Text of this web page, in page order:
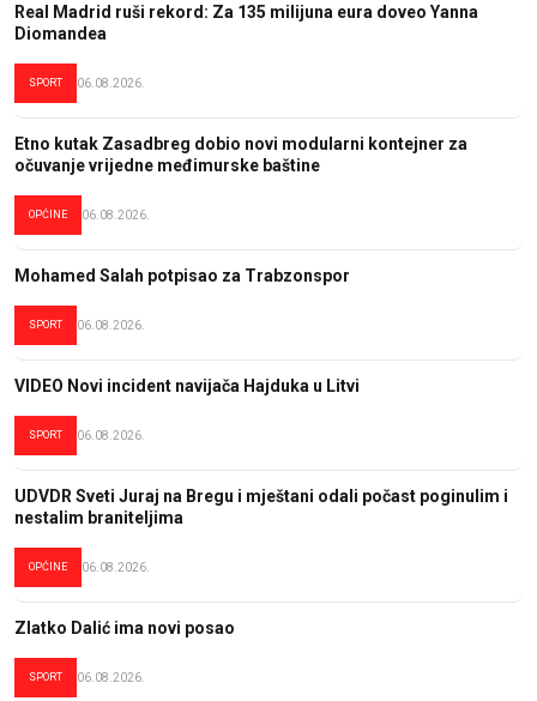
Real Madrid ruši rekord: Za 135 milijuna eura doveo Yanna
Diomandea
SPORT 06.08.2026.
Etno kutak Zasadbreg dobio novi modularni kontejner za
očuvanje vrijedne međimurske baštine
OPĆINE 06.08.2026.
Mohamed Salah potpisao za Trabzonspor
SPORT 06.08.2026.
VIDEO Novi incident navijača Hajduka u Litvi
SPORT 06.08.2026.
UDVDR Sveti Juraj na Bregu i mještani odali počast poginulim i
nestalim braniteljima
OPĆINE 06.08.2026.
Zlatko Dalić ima novi posao
SPORT 06.08.2026.